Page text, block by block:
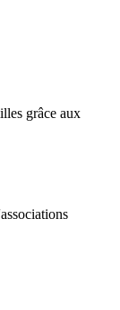
grâce aux